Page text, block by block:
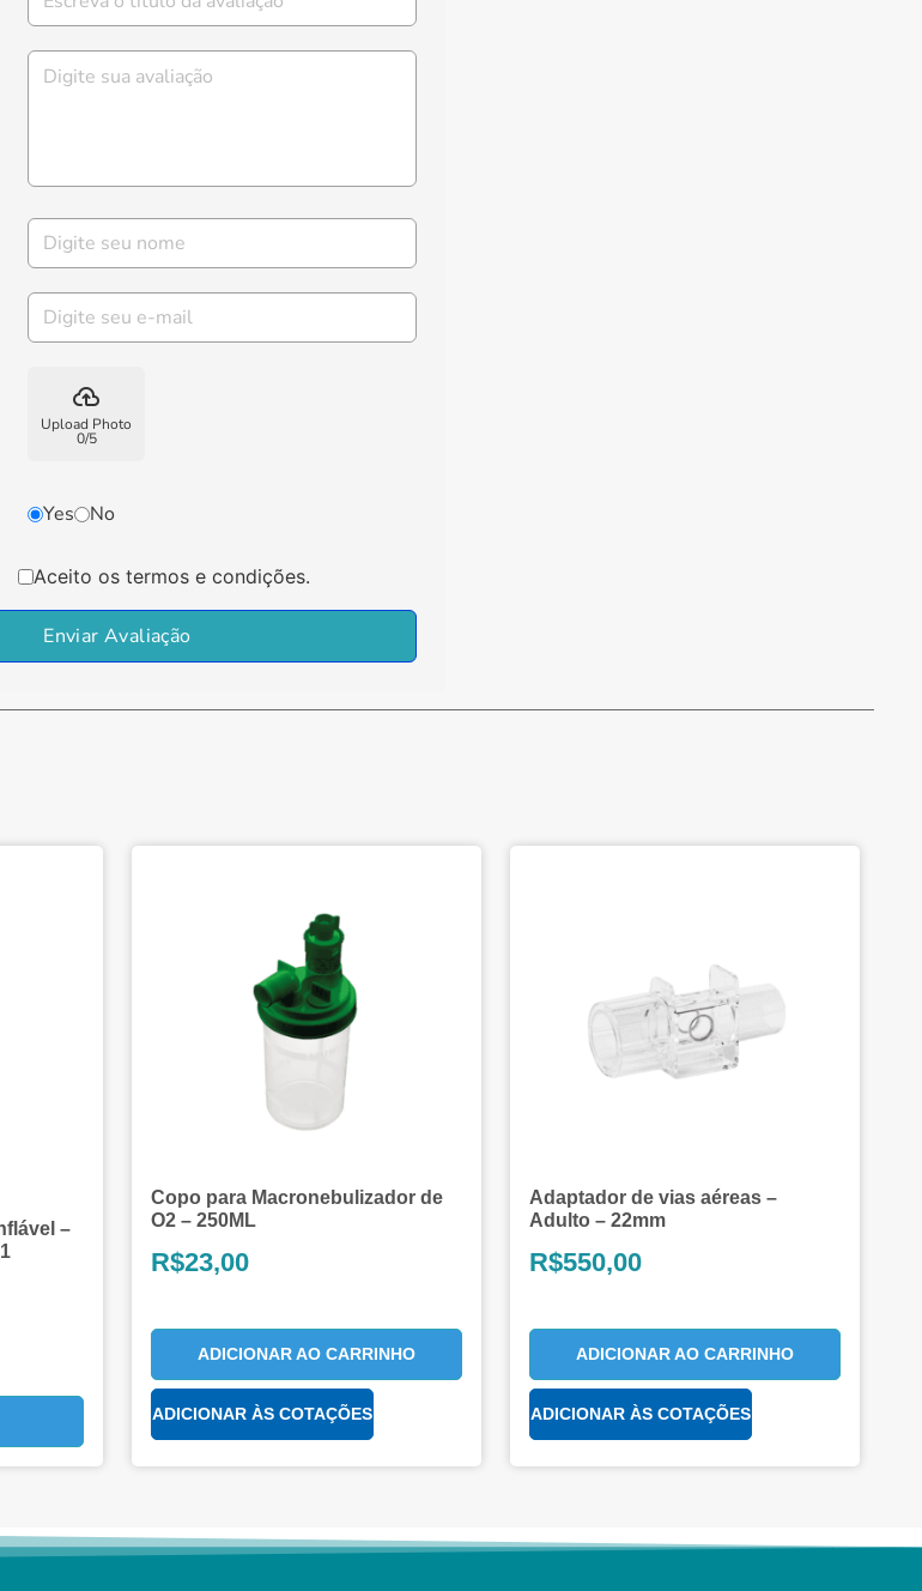
backup
Upload Photo
0/5
Yes No
Aceito os termos e condições.
Enviar Avaliação
–
Copo para Macronebulizador de
O2 – 250ML
R$23,00
ADICIONAR AO CARRINHO
ADICIONAR ÀS COTAÇÕES
Adaptador de vias aéreas –
Adulto – 22mm
R$550,00
ADICIONAR AO CARRINHO
ADICIONAR ÀS COTAÇÕES